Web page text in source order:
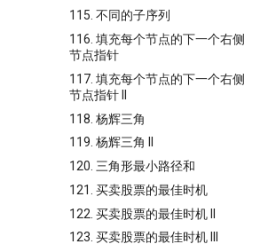
115. 不同的子序列
116. 填充每个节点的下一个右侧
节点指针
117. 填充每个节点的下一个右侧
节点指针 II
118. 杨辉三角
119. 杨辉三角 II
120. 三角形最小路径和
121. 买卖股票的最佳时机
122. 买卖股票的最佳时机 II
123. 买卖股票的最佳时机 III